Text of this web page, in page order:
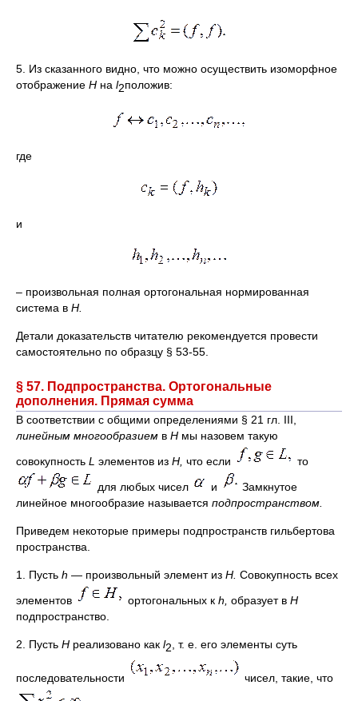
5. Из сказанного видно, что можно осуществить изоморфное
отображение Н на l2положив:
где
и
– произвольная полная ортогональная нормированная
система в Н.
Детали доказательств читателю рекомендуется провести
самостоятельно по образцу § 53-55.
§ 57. Подпространства. Ортогональные
дополнения. Прямая сумма
В соответствии с общими определениями § 21 гл. III,
линейным многообразием в Н мы назовем такую
совокупность L элементов из Н, что если
то
для любых чисел
и
Замкнутое
линейное многообразие называется подпространством.
Приведем некоторые примеры подпространств гильбертова
пространства.
1. Пусть h — произвольный элемент из Н. Совокупность всех
элементов
ортогональных к h, образует в Н
подпространство.
2. Пусть Н реализовано как l2 , т. е. его элементы суть
последовательности чисел, такие, что